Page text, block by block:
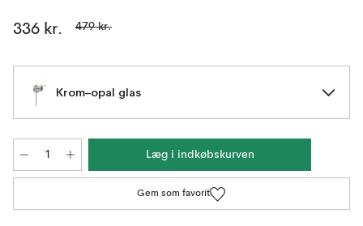
336 kr. 479 kr.
Krom–opal glas
Læg i indkøbskurven
Gem som favorit